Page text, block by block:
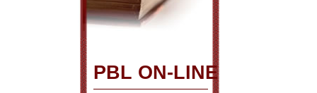
PBL ON-LINE